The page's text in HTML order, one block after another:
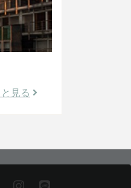
見る